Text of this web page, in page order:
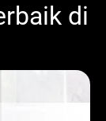
di